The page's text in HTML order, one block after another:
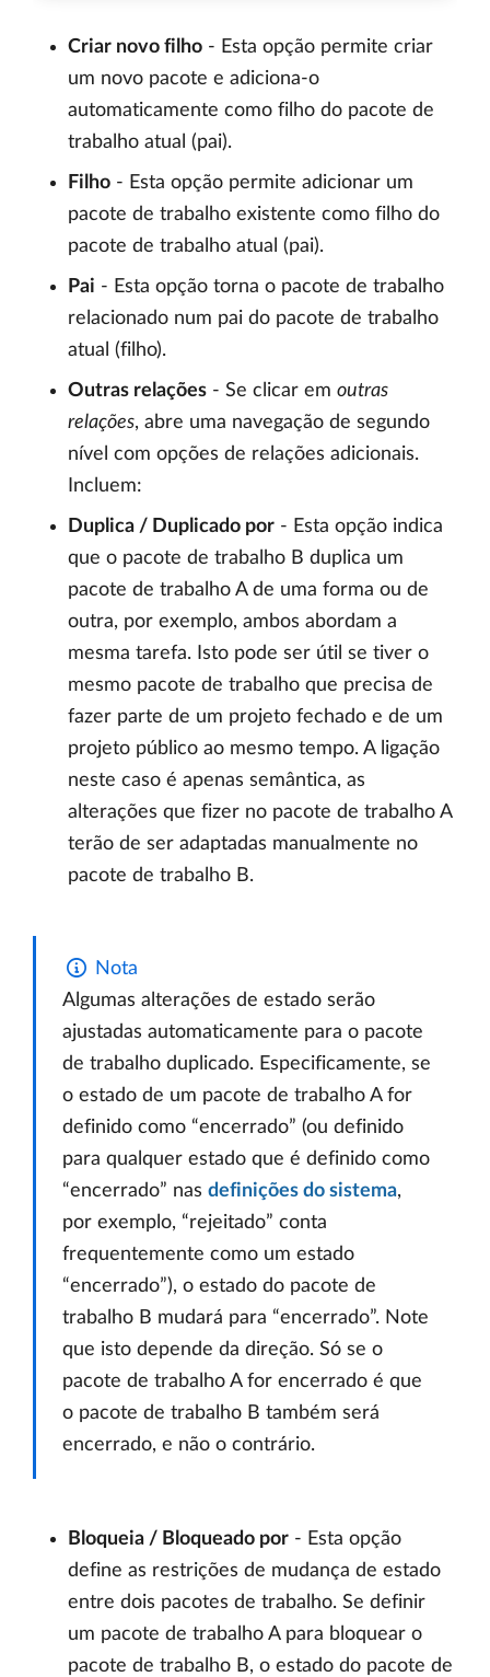
Criar novo filho - Esta opção permite criar
um novo pacote e adiciona-o
automaticamente como filho do pacote de
trabalho atual (pai).
Filho - Esta opção permite adicionar um
pacote de trabalho existente como filho do
pacote de trabalho atual (pai).
Pai - Esta opção torna o pacote de trabalho
relacionado num pai do pacote de trabalho
atual (filho).
Outras relações - Se clicar em outras
relações, abre uma navegação de segundo
nível com opções de relações adicionais.
Incluem:
Duplica / Duplicado por - Esta opção indica
que o pacote de trabalho B duplica um
pacote de trabalho A de uma forma ou de
outra, por exemplo, ambos abordam a
mesma tarefa. Isto pode ser útil se tiver o
mesmo pacote de trabalho que precisa de
fazer parte de um projeto fechado e de um
projeto público ao mesmo tempo. A ligação
neste caso é apenas semântica, as
alterações que fizer no pacote de trabalho A
terão de ser adaptadas manualmente no
pacote de trabalho B.
Nota
Algumas alterações de estado serão
ajustadas automaticamente para o pacote
de trabalho duplicado. Especificamente, se
o estado de um pacote de trabalho A for
definido como “encerrado” (ou definido
para qualquer estado que é definido como
“encerrado” nas definições do sistema,
por exemplo, “rejeitado” conta
frequentemente como um estado
“encerrado”), o estado do pacote de
trabalho B mudará para “encerrado”. Note
que isto depende da direção. Só se o
pacote de trabalho A for encerrado é que
o pacote de trabalho B também será
encerrado, e não o contrário.
Bloqueia / Bloqueado por - Esta opção
define as restrições de mudança de estado
entre dois pacotes de trabalho. Se definir
um pacote de trabalho A para bloquear o
pacote de trabalho B, o estado do pacote de